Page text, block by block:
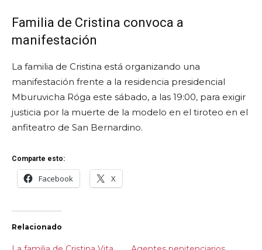
Familia de Cristina convoca a
manifestación
La familia de Cristina está organizando una
manifestación frente a la residencia presidencial
Mburuvicha Róga este sábado, a las 19:00, para exigir
justicia por la muerte de la modelo en el tiroteo en el
anfiteatro de San Bernardino.
Comparte esto:
Facebook X
Relacionado